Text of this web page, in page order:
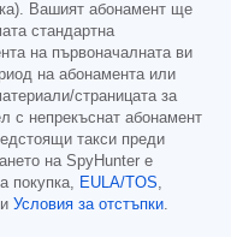
Вашият абонамент ще
стандартна
на първоначалната ви
на абонамента или
страницата за
с непрекъснат абонамент
такси преди
на SpyHunter е
покупка, EULA/TOS,
и Условия за отстъпки.